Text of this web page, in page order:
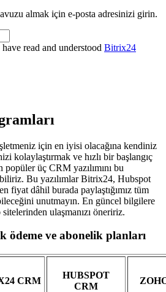
almak için e-posta adresinizi girin.
read and understood Bitrix24
için en iyisi olacağına kendiniz
kolaylaştırmak ve hızlı bir başlangıç
popüler üç CRM yazılımını bu
Bu yazılımlar Bitrix24, Hubspot
fiyat dâhil burada paylaştığımız tüm
unutmayın. En güncel bilgilere
ulaşmanızı öneririz.
ödeme ve abonelik planları
CRM
HUBSPOT
CRM